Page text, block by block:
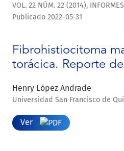
VOL. 22 NÚM. 22 (2014),
Fibrohistiocitoma
torácica. Reporte
Publicado 2022-05-31
Henry López Andrade
Universidad San Francisco de
Ver